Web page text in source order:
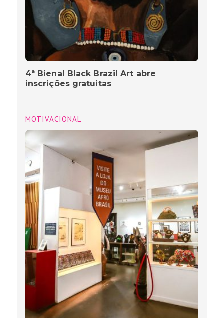
4ª Bienal Black Brazil Art abre
inscrições gratuitas
MOTIVACIONAL